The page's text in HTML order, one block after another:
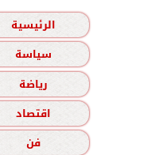
الرئيسية
سياسة
رياضة
اقتصاد
فن